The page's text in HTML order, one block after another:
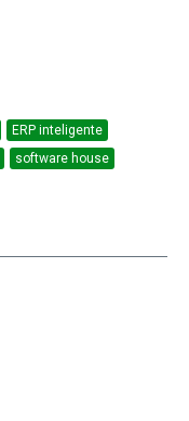
ERP inteligente
software house